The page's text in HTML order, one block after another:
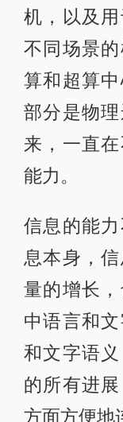
机，以及
不同场景
算和超算
部分是物
来，一直
能力。
信息的能
息本身，
量的增长
中语言和
和文字语
的所有进
方面方便地